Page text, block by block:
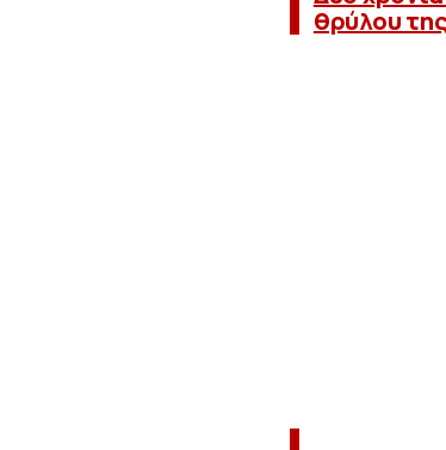
θρύλου